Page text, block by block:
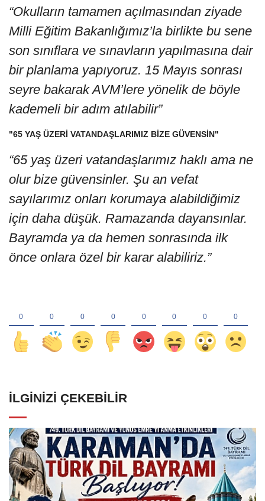
“Okulların tamamen açılmasından ziyade
Milli Eğitim Bakanlığımız’la birlikte bu sene
son sınıflara ve sınavların yapılmasına dair
bir planlama yapıyoruz. 15 Mayıs sonrası
seyre bakarak AVM’lere yönelik de böyle
kademeli bir adım atılabilir”
"65 YAŞ ÜZERİ VATANDAŞLARIMIZ BİZE GÜVENSİN"
“65 yaş üzeri vatandaşlarımız haklı ama ne
olur bize güvensinler. Şu an vefat
sayılarımız onları korumaya alabildiğimiz
için daha düşük. Ramazanda dayansınlar.
Bayramda ya da hemen sonrasında ilk
önce onlara özel bir karar alabiliriz.”
İLGINIZI ÇEKEBILIR